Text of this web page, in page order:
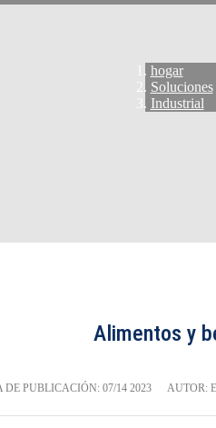
hogar
Soluciones
Industrial
Alimentos y
DE PUBLICACIÓN: 07/14 2023 AUTOR: